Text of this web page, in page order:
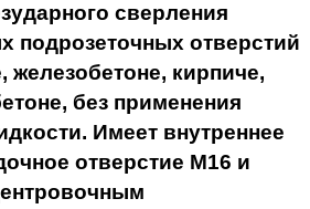
сверления
подрозеточных отверстий
железобетоне, кирпиче,
без применения
Имеет внутреннее
отверстие М16 и